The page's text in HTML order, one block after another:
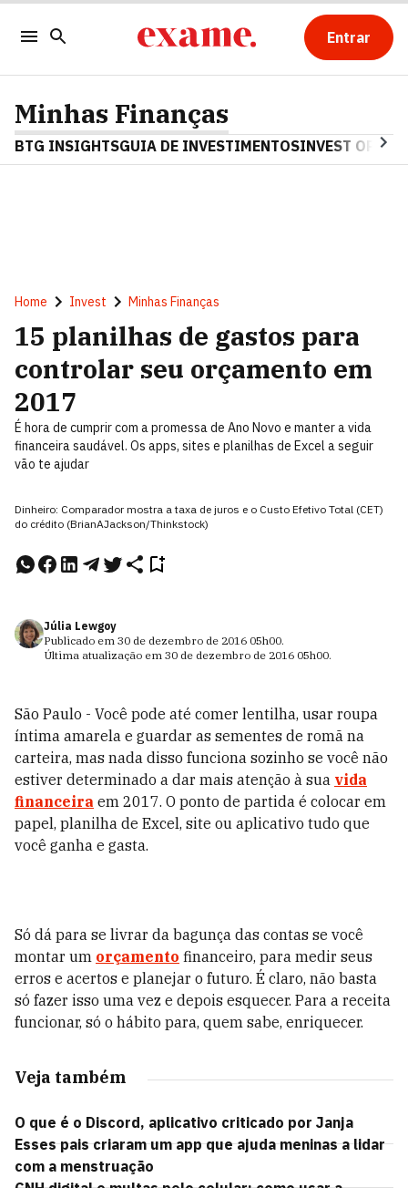
Entrar
Minhas Finanças
BTG INSIGHTSGUIA DE INVESTIMENTOSINVEST OPINA
Home Invest Minhas Finanças
15 planilhas de gastos para
controlar seu orçamento em
2017
É hora de cumprir com a promessa de Ano Novo e manter a vida
financeira saudável. Os apps, sites e planilhas de Excel a seguir
vão te ajudar
Dinheiro: Comparador mostra a taxa de juros e o Custo Efetivo Total (CET)
do crédito (BrianAJackson/Thinkstock)
Júlia Lewgoy
Publicado em 30 de dezembro de 2016 05h00.
Última atualização em 30 de dezembro de 2016 05h00.
São Paulo - Você pode até comer lentilha, usar roupa
íntima amarela e guardar as sementes de romã na
carteira, mas nada disso funciona sozinho se você não
estiver determinado a dar mais atenção à sua vida
financeira em 2017. O ponto de partida é colocar em
papel, planilha de Excel, site ou aplicativo tudo que
você ganha e gasta.
Só dá para se livrar da bagunça das contas se você
montar um orçamento financeiro, para medir seus
erros e acertos e planejar o futuro. É claro, não basta
só fazer isso uma vez e depois esquecer. Para a receita
funcionar, só o hábito para, quem sabe, enriquecer.
Veja também
O que é o Discord, aplicativo criticado por Janja
Esses pais criaram um app que ajuda meninas a lidar
com a menstruação